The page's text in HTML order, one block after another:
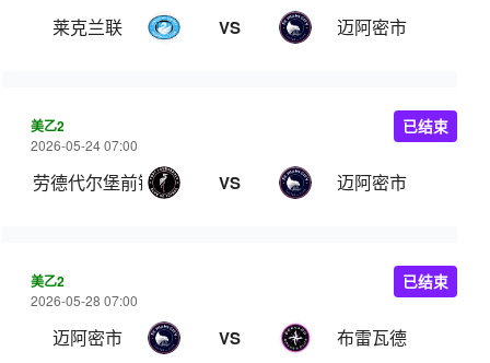
莱克兰联 VS 迈阿密市
美乙2
2026-05-24 07:00
劳德代尔堡前锋 VS 迈阿密市
已结束
美乙2
2026-05-28 07:00
迈阿密市 VS 布雷瓦德
已结束